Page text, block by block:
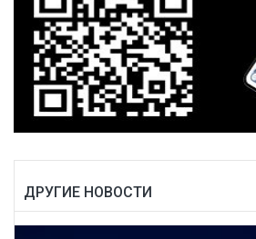
ДРУГИЕ НОВОСТИ